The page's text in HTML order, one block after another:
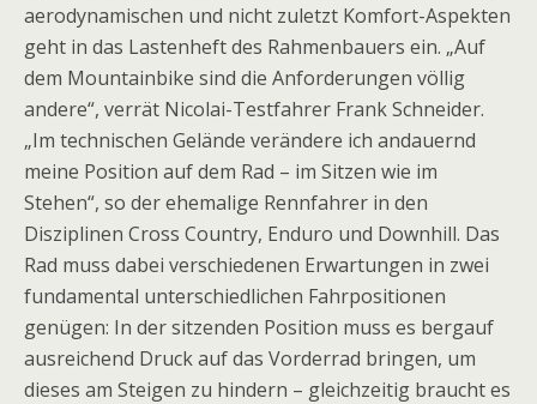
aerodynamischen und nicht zuletzt Komfort-Aspekten
geht in das Lastenheft des Rahmenbauers ein. „Auf
dem Mountainbike sind die Anforderungen völlig
andere“, verrät Nicolai-Testfahrer Frank Schneider.
„Im technischen Gelände verändere ich andauernd
meine Position auf dem Rad – im Sitzen wie im
Stehen“, so der ehemalige Rennfahrer in den
Disziplinen Cross Country, Enduro und Downhill. Das
Rad muss dabei verschiedenen Erwartungen in zwei
fundamental unterschiedlichen Fahrpositionen
genügen: In der sitzenden Position muss es bergauf
ausreichend Druck auf das Vorderrad bringen, um
dieses am Steigen zu hindern – gleichzeitig braucht es